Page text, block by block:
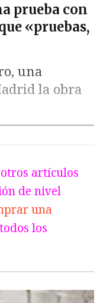
prueba con
«pruebas,
una
la obra
artículos
de nivel
una
los